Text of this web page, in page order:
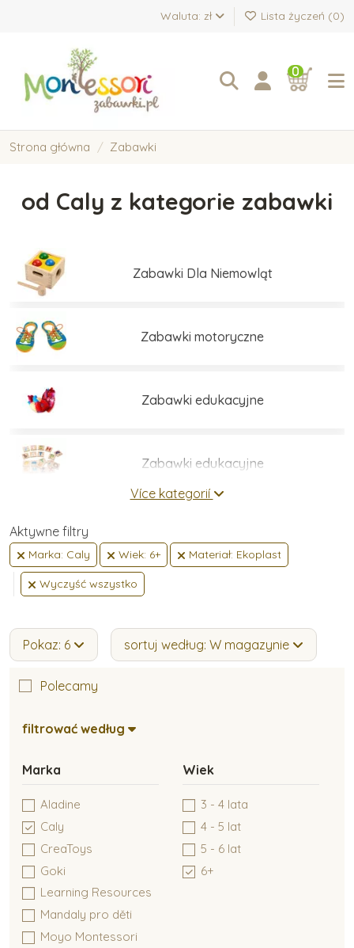
Waluta: zł Lista życzeń (0)
0
Strona główna Zabawki
od Caly z kategorie zabawki
Zabawki Dla Niemowląt
Zabawki motoryczne
Zabawki edukacyjne
Zabawki edukacyjne
Umiejętności praktyczne
Zabawki dla niemowlaków
Více kategorií
Aktywne filtry
Marka: Caly Wiek: 6+ Materiał: Ekoplast
Wyczyść wszystko
Pokaz: 6 sortuj według: W magazynie
filtrować według
Polecamy
Marka
Aladine
Caly
CreaToys
Goki
Learning Resources
Mandaly pro děti
Moyo Montessori
Wiek
3 - 4 lata
4 - 5 lat
5 - 6 lat
6+